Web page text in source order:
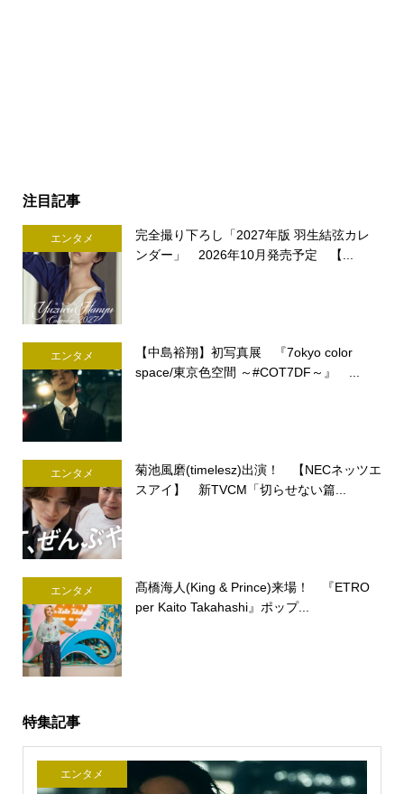
注目記事
エンタメ
完全撮り下ろし「2027年版 羽生結弦カレ
ンダー」 2026年10月発売予定 【...
エンタメ
【中島裕翔】初写真展 『7okyo color
space/東京色空間 ～#COT7DF～』 ...
エンタメ
菊池風磨(timelesz)出演！ 【NECネッツエ
スアイ】 新TVCM「切らせない篇...
エンタメ
髙橋海人(King & Prince)来場！ 『ETRO
per Kaito Takahashi』ポップ...
特集記事
エンタメ